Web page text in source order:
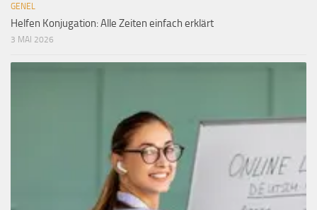
GENEL
Helfen Konjugation: Alle Zeiten einfach erklärt
3 MAI 2026